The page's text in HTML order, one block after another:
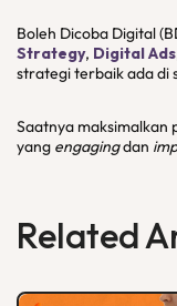
Boleh Dicoba Digital
Strategy, Digital Ads
strategi terbaik ada di
Saatnya maksimalkan
yang engagingdan
Related